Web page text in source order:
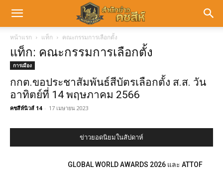
หน้าแรก แท็ก คณะกรรมการเลือกตั้ง
แท็ก: คณะกรรมการเลือกตั้ง
การเมือง
กกต.ขอประชาสัมพันธ์สีบัตรเลือกตั้ง ส.ส. วัน
อาทิตย์ที่ 14 พฤษภาคม 2566
คชสีห์นิวส์ 14 - 17 เมษายน 2023
ข่าวยอดนิยมในสัปดาห์
GLOBAL WORLD AWARDS 2026 และ ATTOF